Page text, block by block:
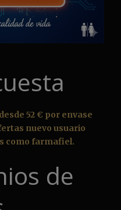
52 € por envase
nuevo usuario
como farmafiel.
de